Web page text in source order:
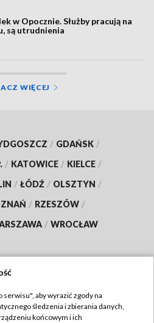
w Opocznie. Służby pracują na
są utrudnienia
WIĘCEJ
/ GDAŃSK /
/ KATOWICE / KIELCE /
/ ŁÓDŹ / OLSZTYN /
/ RZESZÓW /
/ WROCŁAW
TVP
aby wyrazić zgody na
śledzenia i zbierania danych,
końcowym i ich